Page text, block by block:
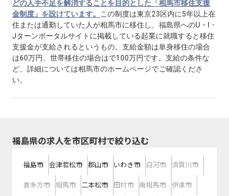
どの人手不足を解消することを目的とした「相馬市移住支援
金制度」を設けています。 この制度は東京23区内に5年以上在
住または通勤していた人が相馬市に移住し、福島県へのU・I・
Jターンポータルサイトに掲載している起業に就職すると移住
支援金が支給されるというもの。支給金額は単身移住の場合
は60万円、世帯移住の場合はで100万円です。支給の条件な
ど、詳細については相馬市のホームページでご確認くださ
い。
福島県の求人を市区町村で絞り込む
福島市 会津若松市 郡山市 いわき市 白河市 須賀川市
喜多方市 相馬市 二本松市 田村市 南相馬市 伊達市